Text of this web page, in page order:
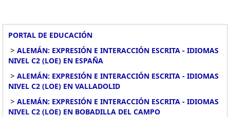
PORTAL DE EDUCACIÓN
> ALEMÁN: EXPRESIÓN E INTERACCIÓN ESCRITA - IDIOMAS
NIVEL C2 (LOE) EN ESPAÑA
> ALEMÁN: EXPRESIÓN E INTERACCIÓN ESCRITA - IDIOMAS
NIVEL C2 (LOE) EN VALLADOLID
> ALEMÁN: EXPRESIÓN E INTERACCIÓN ESCRITA - IDIOMAS
NIVEL C2 (LOE) EN BOBADILLA DEL CAMPO